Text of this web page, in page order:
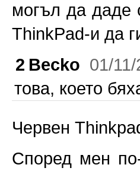
могъл да даде
ThinkPad-и да
2 Becko 01/
това, което
Червен
Според мен